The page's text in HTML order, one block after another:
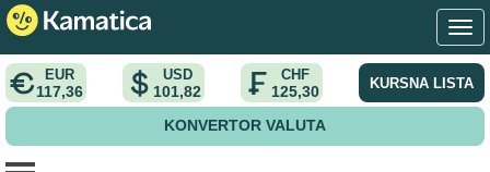
EUR
117,36
USD
101,82
CHF
125,30 KURSNA LISTA
KONVERTOR VALUTA